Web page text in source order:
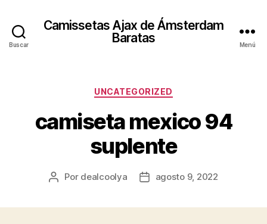
Buscar
Camissetas Ajax de Ámsterdam
Baratas
Menú
Categorías
UNCATEGORIZED
camiseta mexico 94
suplente
Autor
Por dealcoolya
Fechaagosto 9, 2022